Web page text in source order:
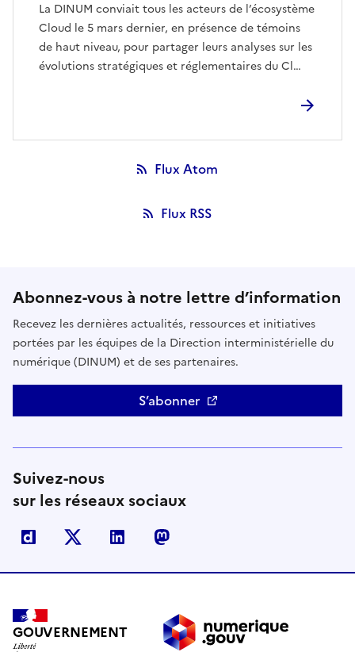
La DINUM conviait tous les acteurs de l’écosystème
Cloud le 5 mars dernier, en présence de témoins
de haut niveau, pour partager leurs analyses sur les
évolutions stratégiques et réglementaires du Cl…
Flux Atom
Flux RSS
Abonnez-vous à notre lettre d’information
Recevez les dernières actualités, ressources et initiatives
portées par les équipes de la Direction interministérielle du
numérique (DINUM) et de ses partenaires.
S’abonner
Suivez-nous
sur les réseaux sociaux
Dailymotion Linkedin
GOUVERNEMENT